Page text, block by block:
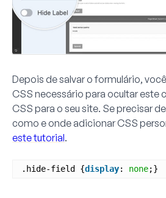
Depois de salvar o formulário,
CSS necessário para ocultar este
CSS para o seu site. Se precisar
como e onde adicionar CSS
este tutorial.
.hide-field {display: none;}